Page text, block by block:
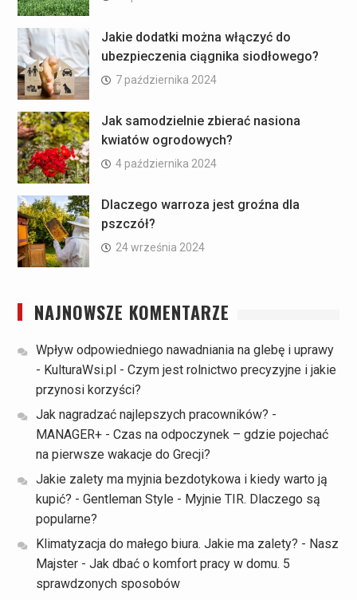
Jakie dodatki można włączyć do
ubezpieczenia ciągnika siodłowego?
7 października 2024
Jak samodzielnie zbierać nasiona
kwiatów ogrodowych?
4 października 2024
Dlaczego warroza jest groźna dla
pszczół?
24 września 2024
NAJNOWSZE KOMENTARZE
Wpływ odpowiedniego nawadniania na glebę i uprawy
- KulturaWsi.pl - Czym jest rolnictwo precyzyjne i jakie
przynosi korzyści?
Jak nagradzać najlepszych pracowników? -
MANAGER+- Czas na odpoczynek – gdzie pojechać
na pierwsze wakacje do Grecji?
Jakie zalety ma myjnia bezdotykowa i kiedy warto ją
kupić? - Gentleman Style - Myjnie TIR. Dlaczego są
popularne?
Klimatyzacja do małego biura. Jakie ma zalety? - Nasz
Majster- Jak dbać o komfort pracy w domu. 5
sprawdzonych sposobów